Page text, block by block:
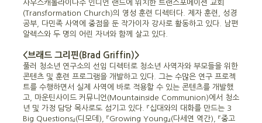
사우스캐롤라이나주 인디언 랜드에 위치한 트랜스포메이션 교회
(Transformation Church)의 영성 훈련 디렉터다. 제자 훈련, 성경
공부, 다민족 사역에 중점을 둔 작가이자 강사로 활동하고 있다. 남편
알렉스와 두 명의 어린 자녀와 함께 살고 있다.
<브래드 그리핀(Brad Griffin)>
풀러 청소년 연구소의 선임 디렉터로 청소년 사역자와 부모들을 위한
콘텐츠 및 훈련 프로그램을 개발하고 있다. 그는 수많은 연구 프로젝
트를 수행하면서 실제 사역에 바로 적용할 수 있는 콘텐츠를 개발했
고, 마운틴사이드 커뮤니언(Mountainside Communion)에서 청소
년 및 가정 담당 목사로도 섬기고 있다. 『십대와의 대화를 만드는 3
Big Questions』(디모데), 『Growing Young』(다세연 역간), 『중고